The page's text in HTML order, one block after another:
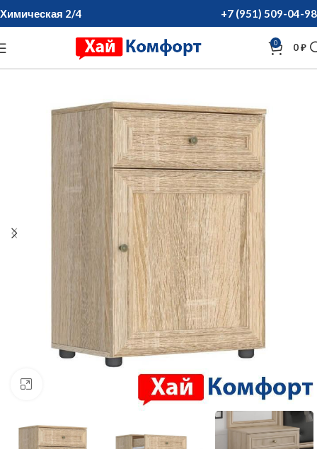
Химическая 2/4 +7 (951) 509-04-98
0 0₽
нажмите для увеличения